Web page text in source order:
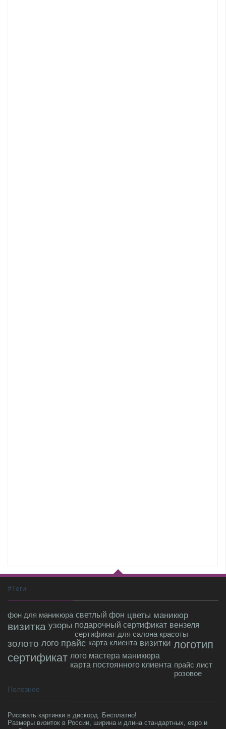
#Теги
фон для маникюра светлый фон цветы маникюр
визитка узоры подарочный сертификат вензеля
сертификат для салона красоты
золото лого прайс карта клиента визитки логотип
сертификат лого мастера маникюра
карта постоянного клиента прайс лист
розовое
Полезное
Рисовать картинки в дискорд. Бесплатно!
Размеры визиток в России, ширина и длина стандартных, евро и